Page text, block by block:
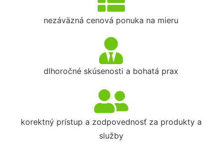
nezáväzná cenová ponuka na mieru
dlhoročné skúsenosti a bohatá prax
korektný prístup a zodpovednosť za produkty a
služby